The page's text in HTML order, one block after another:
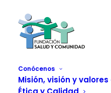
Conócenos
Misión, visión y valores